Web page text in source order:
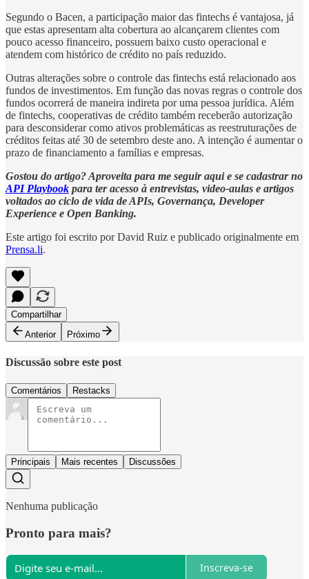
Segundo o Bacen, a participação maior das fintechs é vantajosa, já
que estas apresentam alta cobertura ao alcançarem clientes com
pouco acesso financeiro, possuem baixo custo operacional e
atendem com histórico de crédito no país reduzido.
Outras alterações sobre o controle das fintechs está relacionado aos
fundos de investimentos. Em função das novas regras o controle dos
fundos ocorrerá de maneira indireta por uma pessoa jurídica. Além
de fintechs, cooperativas de crédito também receberão autorização
para desconsiderar como ativos problemáticas as reestruturações de
créditos feitas até 30 de setembro deste ano. A intenção é aumentar o
prazo de financiamento a famílias e empresas.
Gostou do artigo? Aproveita para me seguir aqui e se cadastrar no
API Playbook para ter acesso à entrevistas, video-aulas e artigos
voltados ao ciclo de vida de APIs, Governança, Developer
Experience e Open Banking.
Este artigo foi escrito por David Ruiz e publicado originalmente em
Prensa.li.
Compartilhar
Anterior
Próximo
Discussão sobre este post
Comentários Restacks
Principais Mais recentes Discussões
Nenhuma publicação
Pronto para mais?
Inscreva-se